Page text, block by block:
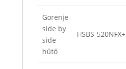
Gorenje
side by
side
hűtő
HSBS-520NFX+